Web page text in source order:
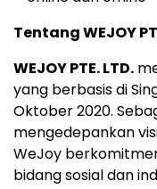
Tentang WEJOY
WEJOY PTE. LTD.
yang berbasis di
Oktober 2020.
mengedepankan
WeJoy
bidang sosial dan